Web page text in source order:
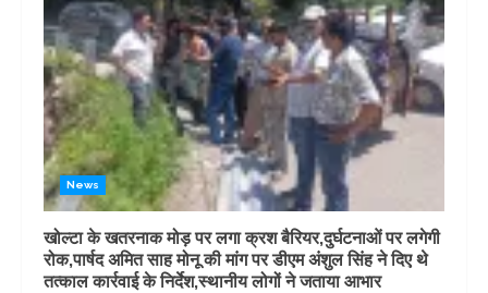
News
खोल्टा के खतरनाक मोड़ पर लगा क्रश बैरियर,दुर्घटनाओं पर लगेगी
रोक,पार्षद अमित साह मोनू की मांग पर डीएम अंशुल सिंह ने दिए थे
तत्काल कार्रवाई के निर्देश,स्थानीय लोगों ने जताया आभार